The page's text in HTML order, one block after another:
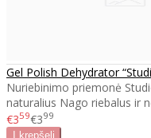
Gel Polish Dehydrator
Nuriebinimo priemonė
naturalius Nago riebalus ir
€359€399